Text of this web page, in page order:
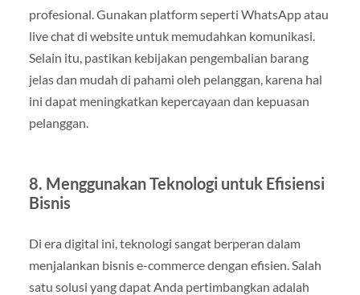
profesional. Gunakan platform seperti WhatsApp atau
live chat di website untuk memudahkan komunikasi.
Selain itu, pastikan kebijakan pengembalian barang
jelas dan mudah di pahami oleh pelanggan, karena hal
ini dapat meningkatkan kepercayaan dan kepuasan
pelanggan.
8. Menggunakan Teknologi untuk Efisiensi
Bisnis
Di era digital ini, teknologi sangat berperan dalam
menjalankan bisnis e-commerce dengan efisien. Salah
satu solusi yang dapat Anda pertimbangkan adalah